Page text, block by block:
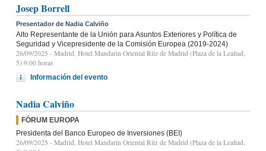
Josep Borrell
Presentador de Nadia Calviño
Alto Representante de la Unión para Asuntos Exteriores y Política de
Seguridad y Vicepresidente de la Comisión Europea (2019-2024)
26/09/2025 - Madrid, Hotel Mandarin Oriental Ritz de Madrid (Plaza de la Lealtad,
5) 9:00 horas
Información del evento
Nadia Calviño
FÓRUM EUROPA
Presidenta del Banco Europeo de Inversiones (BEI)
26/09/2025 - Madrid, Hotel Mandarin Oriental Ritz de Madrid (Plaza de la Lealtad,